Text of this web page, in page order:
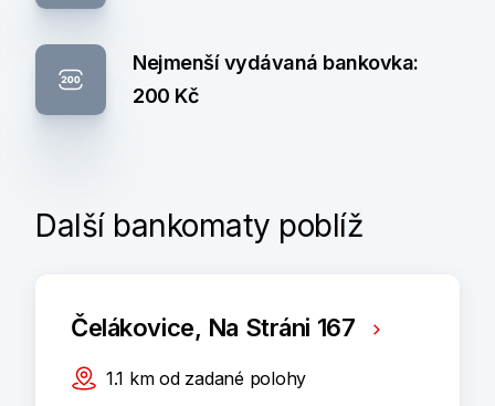
Nejmenší vydávaná bankovka:
200 Kč
Další bankomaty poblíž
Čelákovice, Na Stráni 167
1.1 km od zadané polohy